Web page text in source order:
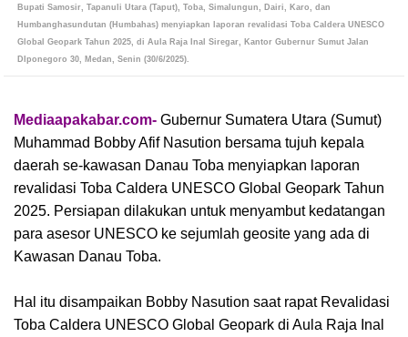
Bupati Samosir, Tapanuli Utara (Taput), Toba, Simalungun, Dairi, Karo, dan
Humbanghasundutan (Humbahas) menyiapkan laporan revalidasi Toba Caldera UNESCO
Global Geopark Tahun 2025, di Aula Raja Inal Siregar, Kantor Gubernur Sumut Jalan
DIponegoro 30, Medan, Senin (30/6/2025).
Mediaapakabar.com- Gubernur Sumatera Utara (Sumut)
Muhammad Bobby Afif Nasution bersama tujuh kepala
daerah se-kawasan Danau Toba menyiapkan laporan
revalidasi Toba Caldera UNESCO Global Geopark Tahun
2025. Persiapan dilakukan untuk menyambut kedatangan
para asesor UNESCO ke sejumlah geosite yang ada di
Kawasan Danau Toba.
Hal itu disampaikan Bobby Nasution saat rapat Revalidasi
Toba Caldera UNESCO Global Geopark di Aula Raja Inal